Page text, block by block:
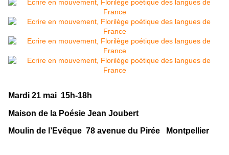
Mardi 21 mai 15h-18h
Maison de la Poésie Jean Joubert
Moulin de l’Evêque 78 avenue du Pirée Montpellier